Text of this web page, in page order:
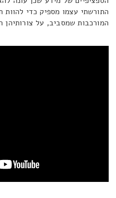
התורשתי עצמו מספיק כדי
המורכבות שמסביב, על צורותיהן